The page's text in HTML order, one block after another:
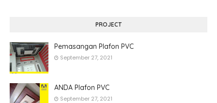
PROJECT
Pemasangan Plafon PVC
September 27, 2021
ANDA Plafon PVC
September 27, 2021